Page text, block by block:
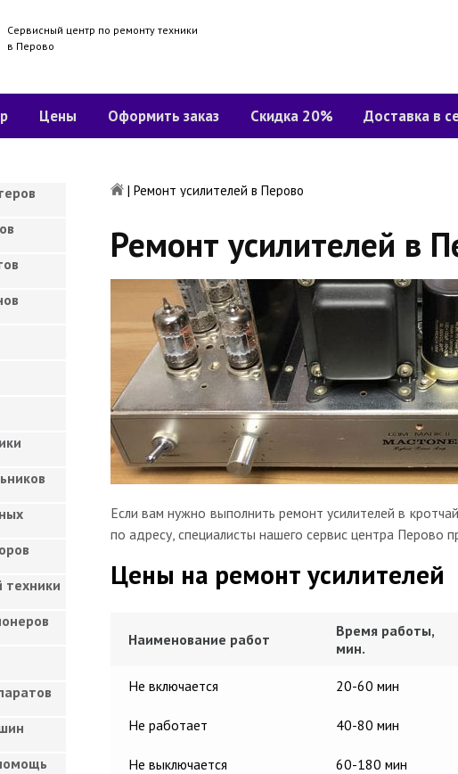
Сервисный центр по ремонту техники
в Перово
Цены Оформить заказ Скидка 20% Доставка в
| Ремонт усилителей в Перово
Ремонт усилителей в
Если вам нужно выполнить ремонт усилителей в
по адресу, специалисты нашего сервис центра Перово
Цены на ремонт усилителей
Наименование работ
Время работы,
мин.
Не включается 20-60 мин
Не работает 40-80 мин
Не выключается 60-180 мин
техники